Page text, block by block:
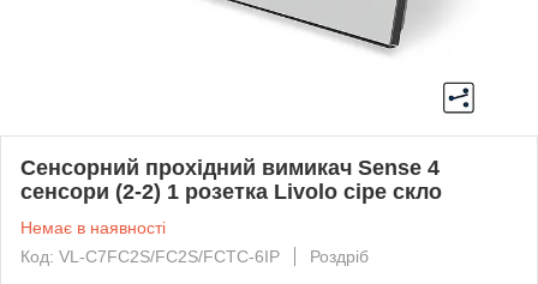
Сенсорний прохідний вимикач Sense 4
сенсори (2-2) 1 розетка Livolo сіре скло
Немає в наявності
Код: VL-C7FC2S/FC2S/FCTC-6IP
Роздріб